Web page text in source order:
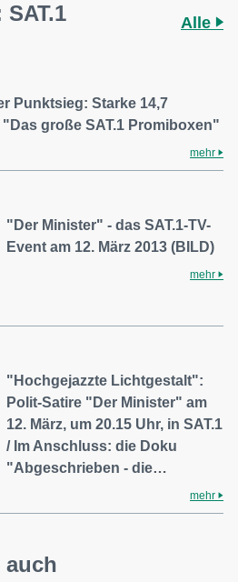
Alle
Punktsieg: Starke 14,7
große SAT.1 Promiboxen"
mehr
"Der Minister" - das SAT.1-TV-
Event am 12. März 2013 (BILD)
mehr
"Hochgejazzte Lichtgestalt":
Polit-Satire "Der Minister" am
12. März, um 20.15 Uhr, in SAT.1
/ Im Anschluss: die Doku
"Abgeschrieben - die…
mehr
auch